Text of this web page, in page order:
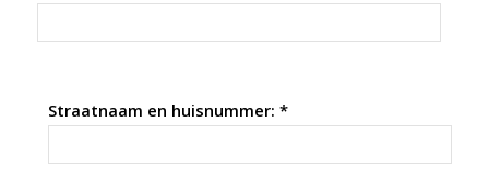
Straatnaam en huisnummer: *